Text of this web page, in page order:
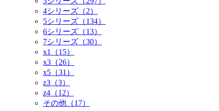
4シリーズ（2）
5シリーズ（134）
6シリーズ（13）
7シリーズ（30）
x1（15）
x3（26）
x5（31）
z3（3）
z4（12）
その他（17）